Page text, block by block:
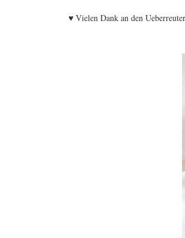
♥ Vielen Dank an den